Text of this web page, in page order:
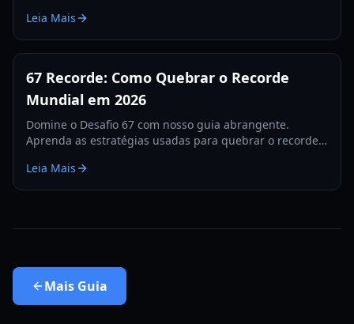
classificação.
Leia Mais
67 Recorde: Como Quebrar o Recorde
Mundial em 2026
Domine o Desafio 67 com nosso guia abrangente.
Aprenda as estratégias usadas para quebrar o recorde
Leia Mais
Mais Guia